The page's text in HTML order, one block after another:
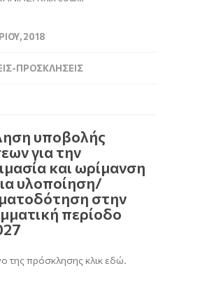
2018
ΠΡΟΣΚΛΉΣΕΙΣ
υποβολής
για την
και ωρίμανση
υλοποίηση/
στην
περίοδο
της πρόσκλησης κλικ εδώ.